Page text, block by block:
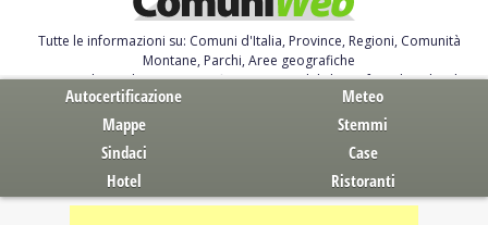
Tutte le informazioni su: Comuni d'Italia, Province, Regioni, Comunità
Montane, Parchi, Aree geografiche
Servizi al Cittadino. Autocertificazione, moduli, leggi, free download
Autocertificazione
Meteo
Mappe
Stemmi
Sindaci
Case
Hotel
Ristoranti